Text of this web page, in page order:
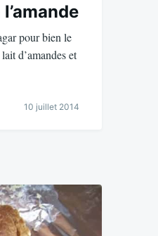
pour bien le
d’amandes et
10 juillet 2014